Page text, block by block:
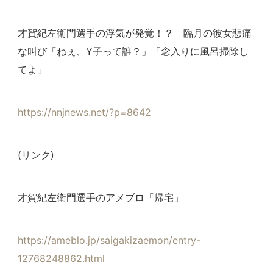
才賀紀左衛門選手の浮気が発覚！？ 臨月の彼女悲痛
な叫び「ねぇ、Y子って誰？」「念入りに風呂掃除し
てよ」
https://nnjnews.net/?p=8642
(リンク)
才賀紀左衛門選手のアメブロ「帰宅」
https://ameblo.jp/saigakizaemon/entry-
12768248862.html